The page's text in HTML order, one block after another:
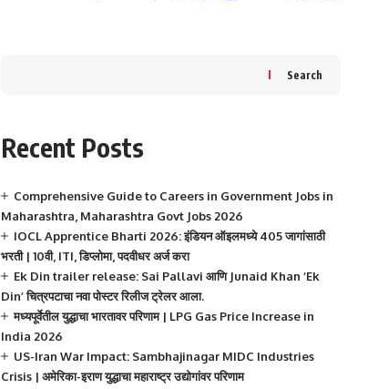
Search
Recent Posts
Comprehensive Guide to Careers in Government Jobs in
Maharashtra, Maharashtra Govt Jobs 2026
IOCL Apprentice Bharti 2026: इंडियन ऑइलमध्ये 405 जागांसाठी
भरती | 10वी, ITI, डिप्लोमा, पदवीधर अर्ज करा
Ek Din trailer release: Sai Pallavi आणि Junaid Khan ‘Ek
Din’ चित्रपटाचा नवा पोस्टर रिलीज ट्रेलर आला.
मध्यपूर्वेतील युद्धाचा भारतावर परिणाम | LPG Gas Price Increase in
India 2026
US-Iran War Impact: Sambhajinagar MIDC Industries
Crisis | अमेरिका-इराण युद्धाचा महाराष्ट्र उद्योगांवर परिणाम